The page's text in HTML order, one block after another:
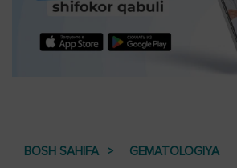
BOSH SAHIFA GEMATOLOGIYA